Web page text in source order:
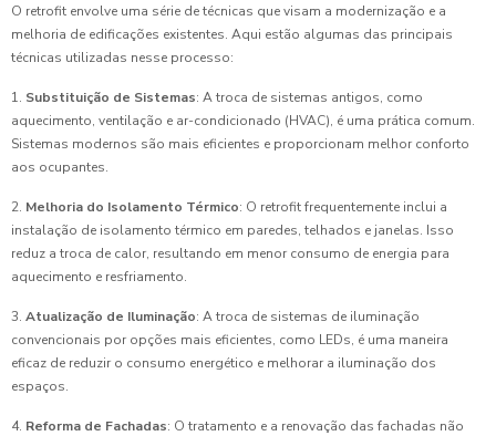
O retrofit envolve uma série de técnicas que visam a modernização e a
melhoria de edificações existentes. Aqui estão algumas das principais
técnicas utilizadas nesse processo:
1. Substituição de Sistemas: A troca de sistemas antigos, como
aquecimento, ventilação e ar-condicionado (HVAC), é uma prática comum.
Sistemas modernos são mais eficientes e proporcionam melhor conforto
aos ocupantes.
2. Melhoria do Isolamento Térmico: O retrofit frequentemente inclui a
instalação de isolamento térmico em paredes, telhados e janelas. Isso
reduz a troca de calor, resultando em menor consumo de energia para
aquecimento e resfriamento.
3. Atualização de Iluminação: A troca de sistemas de iluminação
convencionais por opções mais eficientes, como LEDs, é uma maneira
eficaz de reduzir o consumo energético e melhorar a iluminação dos
espaços.
4. Reforma de Fachadas: O tratamento e a renovação das fachadas não